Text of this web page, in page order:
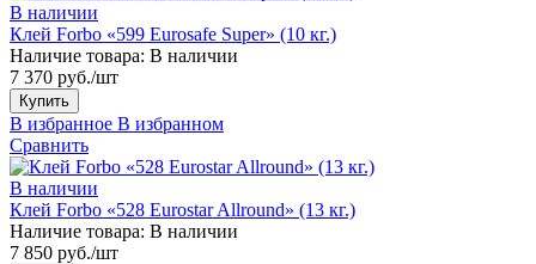
В наличии
Клей Forbo «599 Eurosafe Super» (10 кг.)
Наличие товара: В наличии
7 370 руб./шт
Купить
В избранное В избранном
Сравнить
В наличии
Клей Forbo «528 Eurostar Allround» (13 кг.)
Наличие товара: В наличии
7 850 руб./шт